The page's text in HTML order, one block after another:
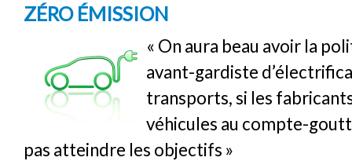
ZÉRO ÉMISSION
« On aura beau avoir la
avant-gardiste
transports, si les
véhicules au compte-
pas atteindre les objectifs »